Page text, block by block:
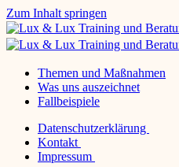
Zum Inhalt springen
Themen und Maßnahmen
Was uns auszeichnet
Fallbeispiele
Datenschutzerklärung
Kontakt
Impressum